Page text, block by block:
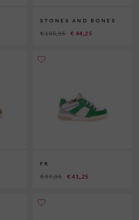
STONES AND BONES
€ 105,95 € 44,25
FR
€ 97,95 € 41,25